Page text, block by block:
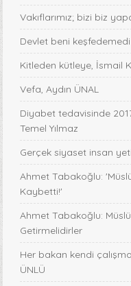
Vakıflarımız; bizi biz
Devlet beni keşfedemedi
Kitleden kütleye, İsmail
Vefa, Aydın ÜNAL
Diyabet tedavisinde
Temel Yılmaz
Gerçek siyaset insan
Ahmet Tabakoğlu:
Kaybetti!'
Ahmet Tabakoğlu:
Getirmelidirler
Her bakan kendi
ÜNLÜ